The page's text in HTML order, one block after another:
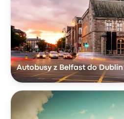
Autobusy z Belfast do Dublin